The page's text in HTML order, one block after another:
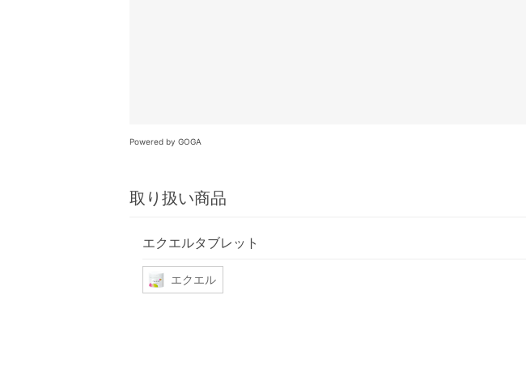
Powered by GOGA
取り扱い商品
エクエルタブレット
エクエル